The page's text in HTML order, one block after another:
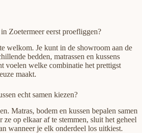
Zoetermeer eerst proefliggen?
welkom. Je kunt in de showroom aan de
bedden, matrassen en kussens
voelen welke combinatie het prettigst
maakt.
echt samen kiezen?
Matras, bodem en kussen bepalen samen
op elkaar af te stemmen, sluit het geheel
wanneer je elk onderdeel los uitkiest.